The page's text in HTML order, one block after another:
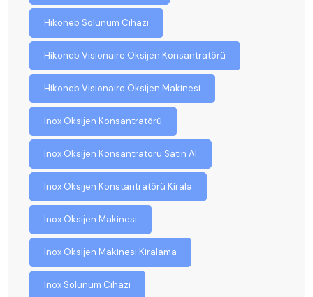
Hikoneb Solunum Cihazı
Hikoneb Visionaire Oksijen Konsantratörü
Hikoneb Visionaire Oksijen Makinesi
Inox Oksijen Konsantratörü
Inox Oksijen Konsantratörü Satın Al
Inox Oksijen Konstantratörü Kirala
Inox Oksijen Makinesi
Inox Oksijen Makinesi Kiralama
Inox Solunum Cihazı